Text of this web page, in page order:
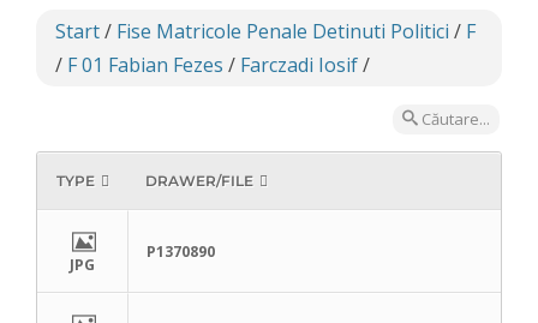
Start/ Fise Matricole Penale Detinuti Politici / F
/ F 01 Fabian Fezes / Farczadi Iosif/
Căutare...
TYPE DRAWER/FILE
JPG
P1370890